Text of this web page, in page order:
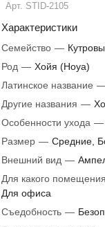
Арт. STID-2105
Характеристики
Семейство —
Род — Хойя (Hoya)
Латинское название
Другие названия —
Особенности ухода —
Размер — Средние,
Внешний вид —
Для какого помещения
Для офиса
Съедобность —